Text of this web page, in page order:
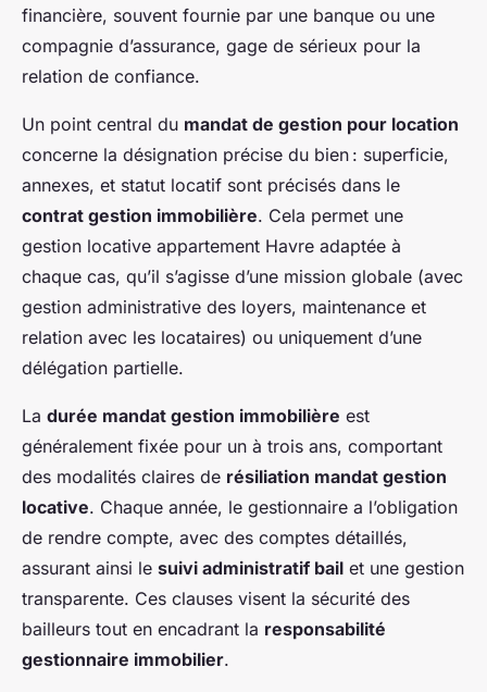
financière, souvent fournie par une banque ou une
compagnie d’assurance, gage de sérieux pour la
relation de confiance.
Un point central du mandat de gestion pour location
concerne la désignation précise du bien : superficie,
annexes, et statut locatif sont précisés dans le
contrat gestion immobilière. Cela permet une
gestion locative appartement Havre adaptée à
chaque cas, qu’il s’agisse d’une mission globale (avec
gestion administrative des loyers, maintenance et
relation avec les locataires) ou uniquement d’une
délégation partielle.
La durée mandat gestion immobilière est
généralement fixée pour un à trois ans, comportant
des modalités claires de résiliation mandat gestion
locative. Chaque année, le gestionnaire a l’obligation
de rendre compte, avec des comptes détaillés,
assurant ainsi le suivi administratif bail et une gestion
transparente. Ces clauses visent la sécurité des
bailleurs tout en encadrant la responsabilité
gestionnaire immobilier.